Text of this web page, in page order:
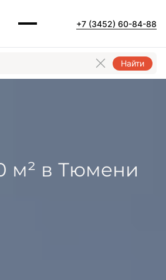
+7 (3452) 60-84-88
Найти
м² в Тюмени